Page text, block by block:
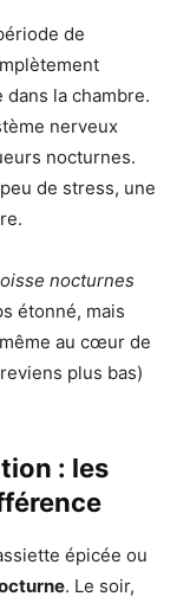
de
la chambre.
nerveux
nocturnes.
de stress, une
nocturnes
étonné, mais
au cœur de
plus bas)
: les
épicée ou
. Le soir,